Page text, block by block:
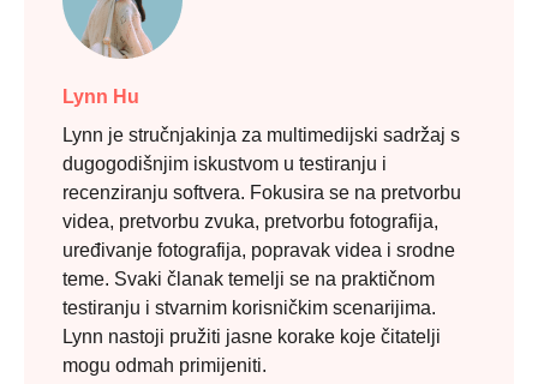
Korak 2.
Lynn Hu
Lynn je stručnjakinja za multimedijski sadržaj s
dugogodišnjim iskustvom u testiranju i
recenziranju softvera. Fokusira se na pretvorbu
videa, pretvorbu zvuka, pretvorbu fotografija,
uređivanje fotografija, popravak videa i srodne
teme. Svaki članak temelji se na praktičnom
testiranju i stvarnim korisničkim scenarijima.
Lynn nastoji pružiti jasne korake koje čitatelji
mogu odmah primijeniti.